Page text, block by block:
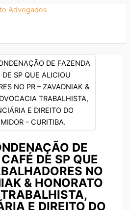
DE
DE SP QUE
NO
& HONORATO
E DIREITO DO